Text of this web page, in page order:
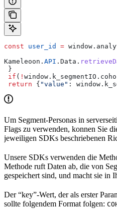
const user_id = window .
Kameleoon . API . Data .
}
if ( ! window . k_segmentIO .
return { "value" : window .
Um Segment-Personas in
Flags zu verwenden, konnen Sie
jeweiligen SDKs beschriebenen
Unsere SDKs verwenden die
Methode ruft Daten ab, die von
gespeichert sind, und macht sie in
Der “key”-Wert, der als erster
sollte folgendem Format folgen: